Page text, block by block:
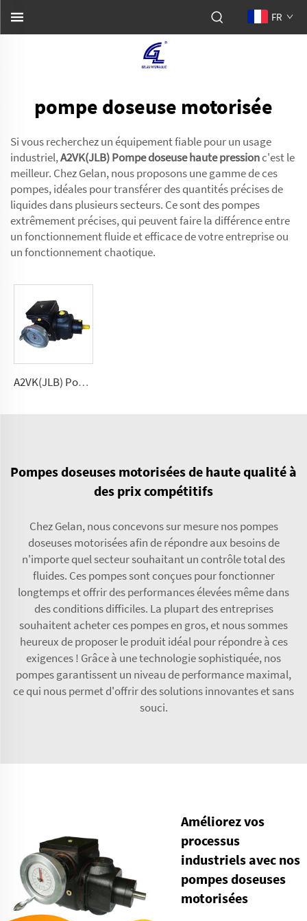
FR
pompe doseuse motorisée
Si vous recherchez un équipement fiable pour un usage
industriel,A2VK(JLB) Pompe doseuse haute pressionc'est le
meilleur. Chez Gelan, nous proposons une gamme de ces
pompes, idéales pour transférer des quantités précises de
liquides dans plusieurs secteurs. Ce sont des pompes
extrêmement précises, qui peuvent faire la différence entre
un fonctionnement fluide et efficace de votre entreprise ou
un fonctionnement chaotique.
A2VK(JLB) Pompe à haute pression pour PU 5, 12, 28, 55, 107, 225(cm³/tour)
Pompes doseuses motorisées de haute qualité à
des prix compétitifs
Chez Gelan, nous concevons sur mesure nos pompes
doseuses motorisées afin de répondre aux besoins de
n'importe quel secteur souhaitant un contrôle total des
fluides. Ces pompes sont conçues pour fonctionner
longtemps et offrir des performances élevées même dans
des conditions difficiles. La plupart des entreprises
souhaitent acheter ces pompes en gros, et nous sommes
heureux de proposer le produit idéal pour répondre à ces
exigences ! Grâce à une technologie sophistiquée, nos
pompes garantissent un niveau de performance maximal,
ce qui nous permet d'offrir des solutions innovantes et sans
souci.
Améliorez vos
processus
industriels avec nos
pompes doseuses
motorisées